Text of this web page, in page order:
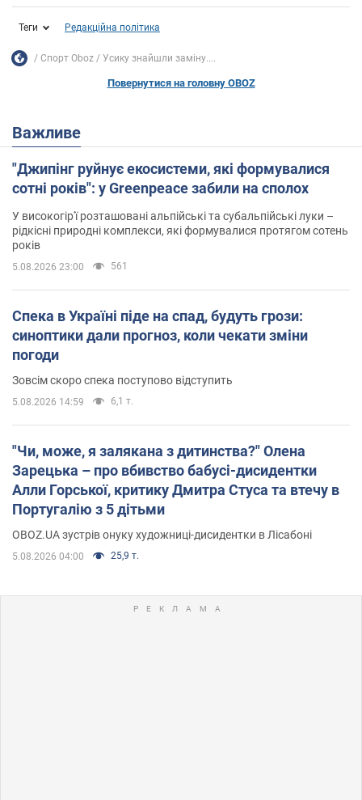
Теги Редакційна політика
Спорт Oboz Усику знайшли заміну....
Повернутися на головну OBOZ
Важливе
"Джипінг руйнує екосистеми, які формувалися
сотні років": у Greenpeace забили на сполох
У високогір'ї розташовані альпійські та субальпійські луки –
рідкісні природні комплекси, які формувалися протягом сотень
років
5.08.2026 23:00 561
Спека в Україні піде на спад, будуть грози:
синоптики дали прогноз, коли чекати зміни
погоди
Зовсім скоро спека поступово відступить
5.08.2026 14:59 6,1 т.
"Чи, може, я залякана з дитинства?" Олена
Зарецька – про вбивство бабусі-дисидентки
Алли Горської, критику Дмитра Стуса та втечу в
Португалію з 5 дітьми
OBOZ.UA зустрів онуку художниці-дисидентки в Лісабоні
5.08.2026 04:00 25,9 т.